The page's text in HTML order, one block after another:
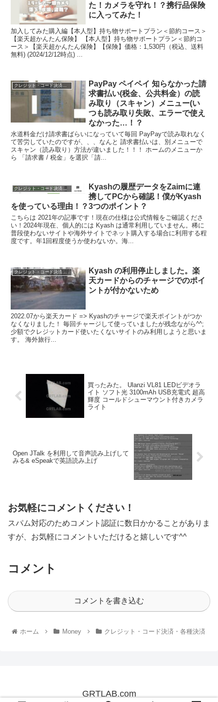
た！カメラを守れ！？携行品保険
に入ってみた！
加入してみた購入編【本人型】持ち物サポートプラン＜節約コース＞
【楽天超かんたん保険】 【本人型】持ち物サポートプラン＜節約コ
ース＞【楽天超かんたん保険】【保険】価格：1,530円（税込、送料
無料) (2024/12/12時点) ...
クレジット・コード決済・各種決済
PayPay ペイペイ 知らなかった請
求書払い(税金、公共料金）の読
み取り（スキャン）メニュー(い
つも読み取り失敗、エラーで使え
なかった…！？
水道料金だけ請求書ばらいになっていて毎回 PayPayで読み取れなく
て苦労していたのですが、、、なんと 請求書払いは、別メニューで
スキャン（読み取り）方法が違いました！！！ ホームのメニューか
ら 「請求書 / 税金」を選択「請...
クレジット・コード決済・各種決済
Kyashの履歴データをZaimに連
携してPCから確認！僕がKyash
を使っている理由！？3つのポイント？
こちらは 2021年の記事です！現在の仕様は公式情報をご確認くださ
い！2024年現在、個人的には Kyash は通常利用していません。稀に
普段使わないサイトや海外サイトでネット購入する場合に利用する程
度です。年1回程度使うか使わないか。海...
クレジット・コード決済・各種決済
Kyash の利用停止しました。楽
天カードからのチャージでのポイ
ントが付かないため
2022.07から楽天カード => Kyashのチャージで楽天ポイントがつか
なくなりました！ 毎回チャージして使っていましたが残念ながら^^;
少額でクレジットカード使いたくないサイトのみ利用しようと思いま
す。 海外旅行...
買ったみた。 Ulanzi VL81 LEDビデオラ
イト ソフト光 3100mAh USB充電式 超高
輝度 コールドシューマウント付きカメラ
ライト
Open JTalk を利用して音声読み上げして
みる& eSpeakで英語読み上げ
お気軽にコメントください！
スパム対応のためコメント認証に数日かかることがありま
すが、お気軽にコメントいただけると嬉しいです^^
コメント
コメントを書き込む
ホーム Money クレジット・コード決済・各種決済
GRTLAB.com